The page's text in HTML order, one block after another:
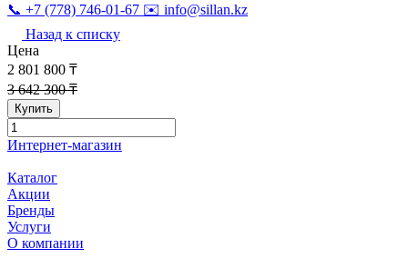
📞 +7 (778) 746-01-67 ✉️ info@sillan.kz
Назад к списку
Цена
2 801 800 ₸
3 642 300 ₸
Купить
Интернет-магазин
Каталог
Акции
Бренды
Услуги
О компании